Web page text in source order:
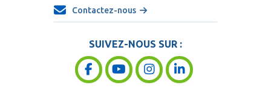
Contactez-nous
SUIVEZ-NOUS SUR :